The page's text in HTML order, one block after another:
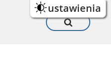
ustawienia